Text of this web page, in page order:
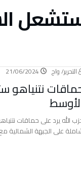
ستشعل
التحرير/ واج 21/06/2024
نتنياهو
الله يرد على حماقات
على الجبهة الشمالية